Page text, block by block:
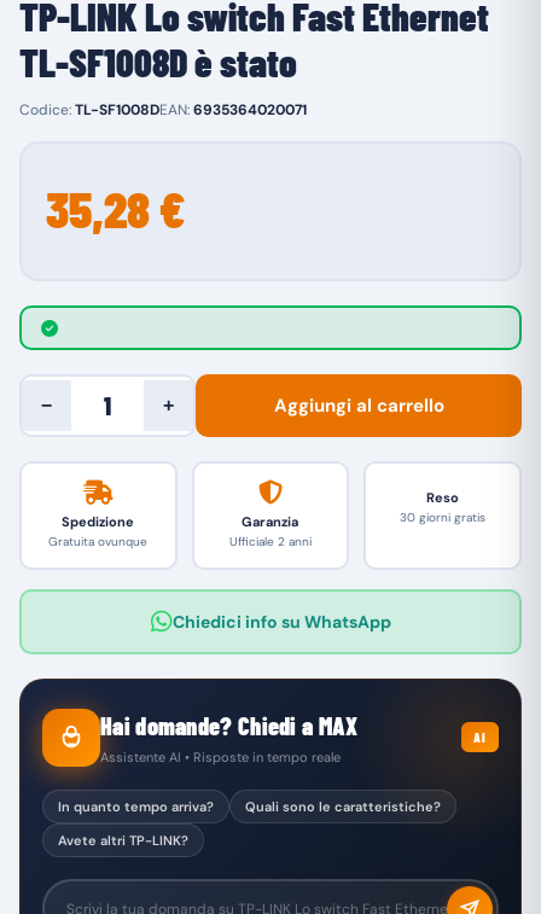
TP-LINK Lo switch Fast Ethernet
TL-SF1008D è stato
Codice:TL-SF1008DEAN:6935364020071
35,28 €
− + Aggiungi al carrello
Spedizione
Gratuita ovunque
Garanzia
Ufficiale 2 anni
Reso
30 giorni gratis
Chiedici info su WhatsApp
Hai domande? Chiedi a MAX
Assistente AI • Risposte in tempo reale
AI
In quanto tempo arriva?
Quali sono le caratteristiche?
Avete altri TP-LINK?